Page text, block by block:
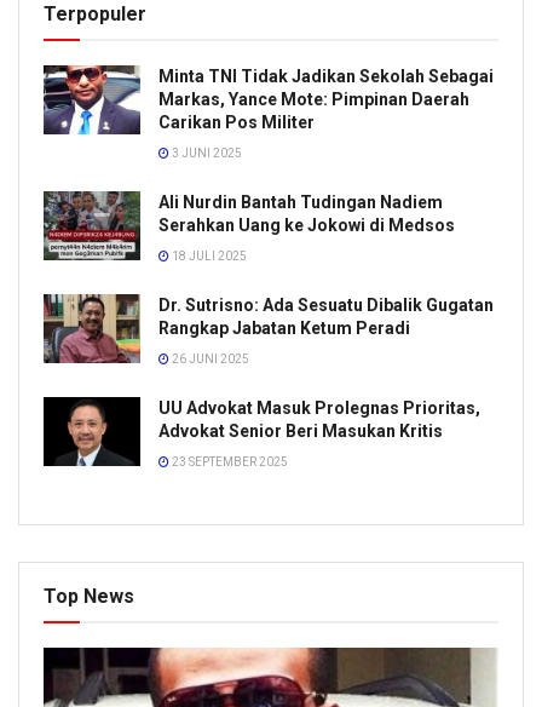
Terpopuler
Minta TNI Tidak Jadikan Sekolah Sebagai
Markas, Yance Mote: Pimpinan Daerah
Carikan Pos Militer
3 JUNI 2025
Ali Nurdin Bantah Tudingan Nadiem
Serahkan Uang ke Jokowi di Medsos
18 JULI 2025
Dr. Sutrisno: Ada Sesuatu Dibalik Gugatan
Rangkap Jabatan Ketum Peradi
26 JUNI 2025
UU Advokat Masuk Prolegnas Prioritas,
Advokat Senior Beri Masukan Kritis
23 SEPTEMBER 2025
Top News